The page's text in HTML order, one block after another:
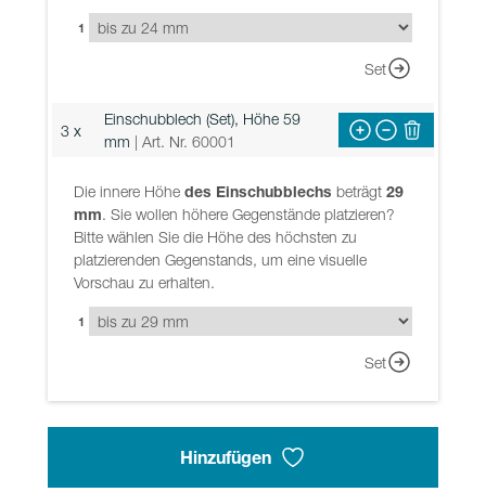
1
Set
3 x
Einschubblech (Set), Höhe 59
mm | Art. Nr. 60001
Die innere Höhe des Einschubblechs beträgt 29
mm. Sie wollen höhere Gegenstände platzieren?
Bitte wählen Sie die Höhe des höchsten zu
platzierenden Gegenstands, um eine visuelle
Vorschau zu erhalten.
1
Set
Hinzufügen